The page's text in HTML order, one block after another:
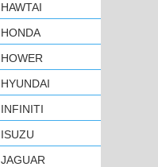
HAWTAI
HONDA
HOWER
HYUNDAI
INFINITI
ISUZU
JAGUAR